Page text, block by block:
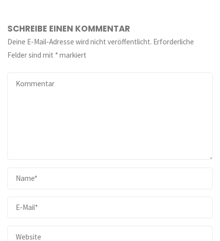
SCHREIBE EINEN KOMMENTAR
Deine E-Mail-Adresse wird nicht veröffentlicht. Erforderliche
Felder sind mit *markiert